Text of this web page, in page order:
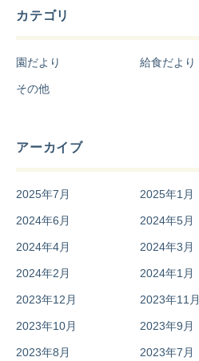
カテゴリ
園だより 給食だより
その他
アーカイブ
2025年7月 2025年1月
2024年6月 2024年5月
2024年4月 2024年3月
2024年2月 2024年1月
2023年12月 2023年11月
2023年10月 2023年9月
2023年8月 2023年7月